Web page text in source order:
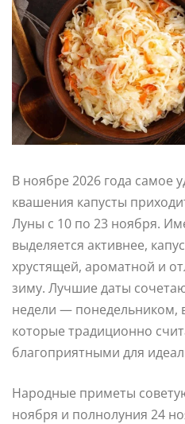
В ноябре 2026 года самое
квашения капусты
Луны с 10 по 23 ноября.
выделяется активнее,
хрустящей, ароматной и
зиму. Лучшие даты
недели — понедельником,
которые традиционно
благоприятными для
Народные приметы
ноября и полнолуния 24